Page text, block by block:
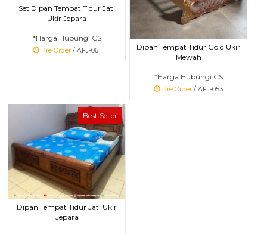
Set Dipan Tempat Tidur Jati
Ukir Jepara
*Harga Hubungi CS
Pre Order / AFJ-061
Dipan Tempat Tidur Gold Ukir
Mewah
*Harga Hubungi CS
Pre Order / AFJ-053
Best Seller
Dipan Tempat Tidur Jati Ukir
Jepara